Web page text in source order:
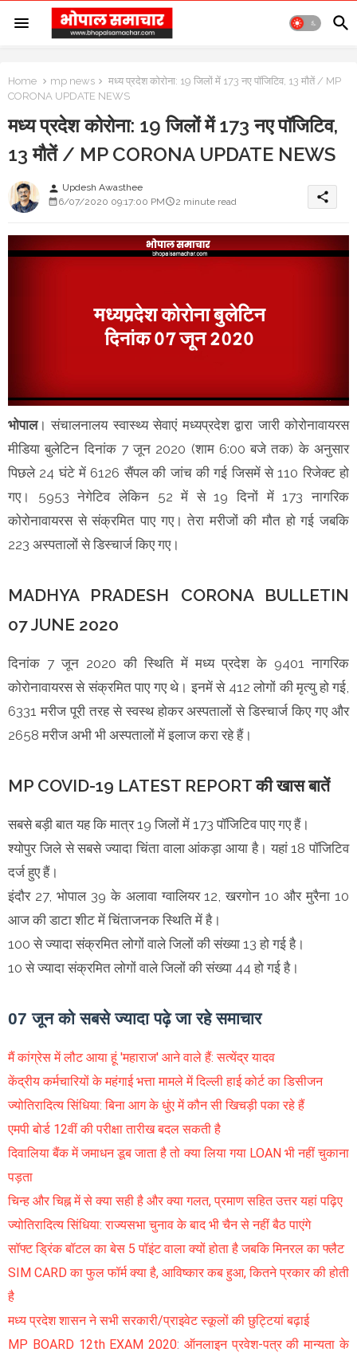
Home mp news
मध्य प्रदेश कोरोना: 19 जिलों में 173 नए पॉजिटिव, 13 मौतें / MP
CORONA UPDATE NEWS
मध्य प्रदेश कोरोना: 19 जिलों में 173 नए पॉजिटिव,
13 मौतें / MP CORONA UPDATE NEWS
person Updesh Awasthee
6/07/2020 09:17:00 PM
2 minute read share
भोपाल। संचालनालय स्वास्थ्य सेवाएं मध्यप्रदेश द्वारा जारी कोरोनावायरस
मीडिया बुलेटिन दिनांक 7 जून 2020 (शाम 6:00 बजे तक) के अनुसार
पिछले 24 घंटे में 6126 सैंपल की जांच की गई जिसमें से 110 रिजेक्ट हो
गए। 5953 नेगेटिव लेकिन 52 में से 19 दिनों में 173 नागरिक
कोरोनावायरस से संक्रमित पाए गए। तेरा मरीजों की मौत हो गई जबकि
223 अस्पतालों से डिस्चार्ज किए गए।
MADHYA PRADESH CORONA BULLETIN
07 JUNE 2020
दिनांक 7 जून 2020 की स्थिति में मध्य प्रदेश के 9401 नागरिक
कोरोनावायरस से संक्रमित पाए गए थे। इनमें से 412 लोगों की मृत्यु हो गई,
6331 मरीज पूरी तरह से स्वस्थ होकर अस्पतालों से डिस्चार्ज किए गए और
2658 मरीज अभी भी अस्पतालों में इलाज करा रहे हैं।
MP COVID-19 LATEST REPORT की खास बातें
सबसे बड़ी बात यह कि मात्र 19 जिलों में 173 पॉजिटिव पाए गए हैं।
श्योपुर जिले से सबसे ज्यादा चिंता वाला आंकड़ा आया है। यहां 18 पॉजिटिव
दर्ज हुए हैं।
इंदौर 27, भोपाल 39 के अलावा ग्वालियर 12, खरगोन 10 और मुरैना 10
आज की डाटा शीट में चिंताजनक स्थिति में है।
100 से ज्यादा संक्रमित लोगों वाले जिलों की संख्या 13 हो गई है।
10 से ज्यादा संक्रमित लोगों वाले जिलों की संख्या 44 हो गई है।
07 जून को सबसे ज्यादा पढ़े जा रहे समाचार
मैं कांग्रेस में लौट आया हूं 'महाराज' आने वाले हैं: सत्येंद्र यादव
केंद्रीय कर्मचारियों के महंगाई भत्ता मामले में दिल्ली हाई कोर्ट का डिसीजन
ज्योतिरादित्य सिंधिया: बिना आग के धुंए में कौन सी खिचड़ी पका रहे हैं
एमपी बोर्ड 12वीं की परीक्षा तारीख बदल सकती है
दिवालिया बैंक में जमाधन डूब जाता है तो क्या लिया गया LOAN भी नहीं चुकाना
पड़ता
चिन्ह और चिह्न में से क्या सही है और क्या गलत, प्रमाण सहित उत्तर यहां पढ़िए
ज्योतिरादित्य सिंधिया: राज्यसभा चुनाव के बाद भी चैन से नहीं बैठ पाएंगे
सॉफ्ट ड्रिंक बॉटल का बेस 5 पॉइंट वाला क्यों होता है जबकि मिनरल का फ्लैट
SIM CARD का फुल फॉर्म क्या है, आविष्कार कब हुआ, कितने प्रकार की होती
है
मध्य प्रदेश शासन ने सभी सरकारी/प्राइवेट स्कूलों की छुट्टियां बढ़ाई
MP BOARD 12th EXAM 2020: ऑनलाइन प्रवेश-पत्र की मान्यता के